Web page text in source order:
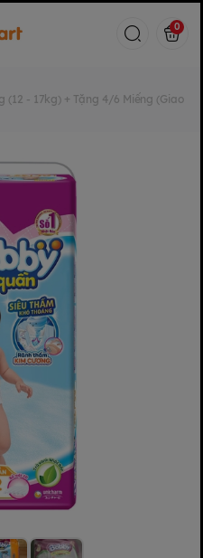
0
(12 - 17kg) + Tặng 4/6 Miếng (Giao